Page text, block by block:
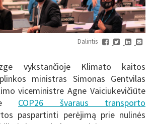
Dalintis
vykstančioje Klimato kaitos
ministras Simonas Gentvilas
viceministre Agne Vaiciukevičiūte
COP26 švaraus transporto
paspartinti perėjimą prie nulinės